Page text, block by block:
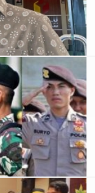
di Pilkada 2024.
DPT berjumlah